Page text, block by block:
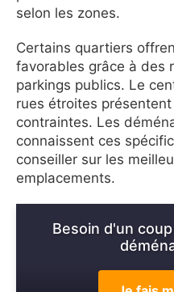
selon les zones.
Certains quartiers
favorables grâce à des
parkings publics. Le
rues étroites
contraintes. Les
connaissent ces
conseiller sur les
emplacements.
Besoin d'un